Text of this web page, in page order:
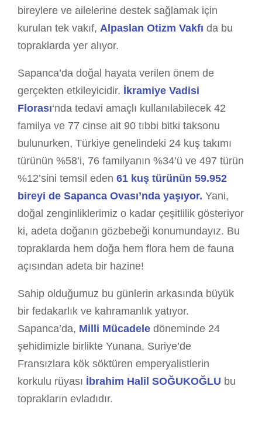
bireylere ve ailelerine destek sağlamak için
kurulan tek vakıf, Alpaslan Otizm Vakfı da bu
topraklarda yer alıyor.
Sapanca’da doğal hayata verilen önem de
gerçekten etkileyicidir. İkramiye Vadisi
Florası‘nda tedavi amaçlı kullanılabilecek 42
familya ve 77 cinse ait 90 tıbbi bitki taksonu
bulunurken, Türkiye genelindeki 24 kuş takımı
türünün %58’i, 76 familyanın %34’ü ve 497 türün
%12’sini temsil eden 61 kuş türünün 59.952
bireyi de Sapanca Ovası’nda yaşıyor. Yani,
doğal zenginliklerimiz o kadar çeşitlilik gösteriyor
ki, adeta doğanın gözbebeği konumundayız. Bu
topraklarda hem doğa hem flora hem de fauna
açısından adeta bir hazine!
Sahip olduğumuz bu günlerin arkasında büyük
bir fedakarlık ve kahramanlık yatıyor.
Sapanca’da, Milli Mücadele döneminde 24
şehidimizle birlikte Yunana, Suriye’de
Fransızlara kök söktüren emperyalistlerin
korkulu rüyası İbrahim Halil SOĞUKOĞLU bu
toprakların evladıdır.